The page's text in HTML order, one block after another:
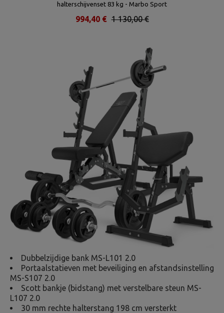
halterschijvenset 83 kg - Marbo Sport
1 130,00 €
994,40 €
Dubbelzijdige bank MS-L101 2.0
Portaalstatieven met beveiliging en afstandsinstelling
MS-S107 2.0
Scott bankje (bidstang) met verstelbare steun MS-
L107 2.0
30 mm rechte halterstang 198 cm versterkt